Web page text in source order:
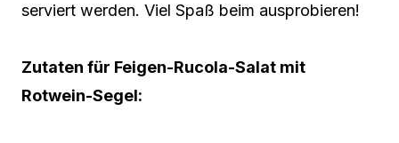
serviert werden. Viel Spaß beim ausprobieren!
Zutaten für Feigen-Rucola-Salat mit
Rotwein-Segel: